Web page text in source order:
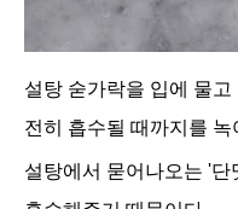
설탕 숟가락을 입에 물
전히 흡수될 때까지를
설탕에서 묻어나오는 '